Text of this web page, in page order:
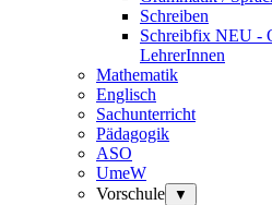
Schreiben
Schreibfix NEU -
LehrerInnen
Mathematik
Englisch
Sachunterricht
Pädagogik
ASO
UmeW
Vorschule
▼